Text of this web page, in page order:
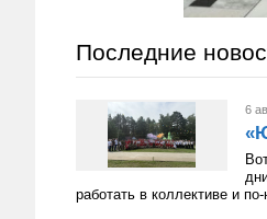
Последние
6
работать в коллективе и